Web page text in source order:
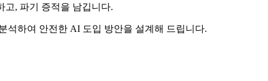
고, 파기 증적을 남깁니다.
석하여 안전한 AI 도입 방안을 설계해 드립니다.